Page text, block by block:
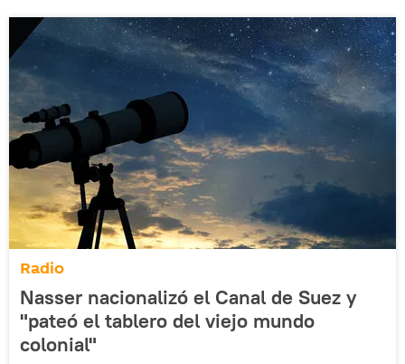
Radio
Nasser nacionalizó el Canal de Suez y
"pateó el tablero del viejo mundo
colonial"